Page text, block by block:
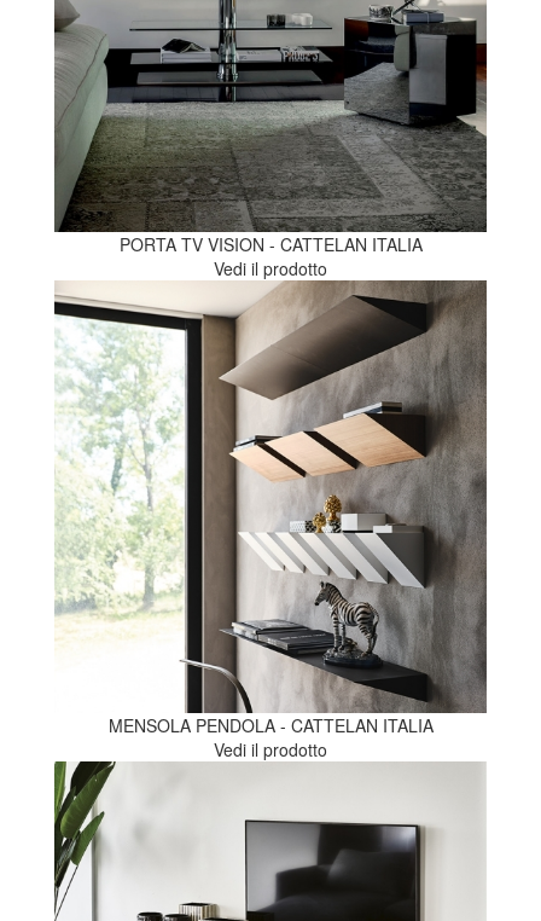
PORTA TV VISION - CATTELAN ITALIA
Vedi il prodotto
MENSOLA PENDOLA - CATTELAN ITALIA
Vedi il prodotto